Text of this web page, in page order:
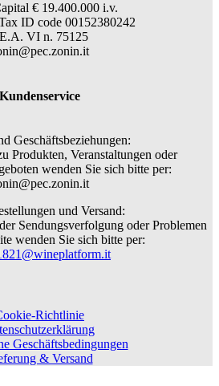
€ 19.400.000 i.v.
ID code 00152380242
VI n. 75125
Kundenservice
Geschäftsbeziehungen:
Produkten, Veranstaltungen oder
wenden Sie sich bitte per:
und Versand:
Sendungsverfolgung oder Problemen
wenden Sie sich bitte per:
Richtlinie
Geschäftsbedingungen
& Versand